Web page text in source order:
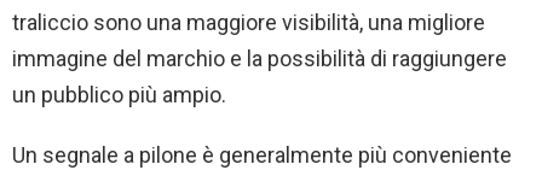
traliccio sono una maggiore visibilità, una migliore
immagine del marchio e la possibilità di raggiungere
un pubblico più ampio.
Un segnale a pilone è generalmente più conveniente